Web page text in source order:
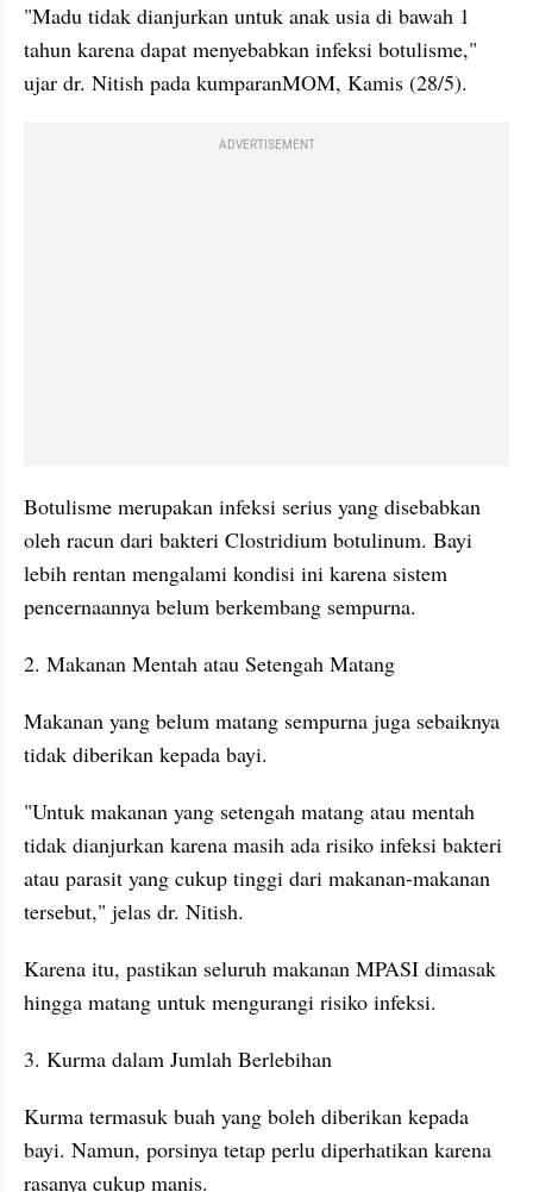
"Madu tidak dianjurkan untuk anak usia di bawah 1
tahun karena dapat menyebabkan infeksi botulisme,"
ujar dr. Nitish pada kumparanMOM, Kamis (28/5).
ADVERTISEMENT
Botulisme merupakan infeksi serius yang disebabkan
oleh racun dari bakteri Clostridium botulinum. Bayi
lebih rentan mengalami kondisi ini karena sistem
pencernaannya belum berkembang sempurna.
2. Makanan Mentah atau Setengah Matang
Makanan yang belum matang sempurna juga sebaiknya
tidak diberikan kepada bayi.
"Untuk makanan yang setengah matang atau mentah
tidak dianjurkan karena masih ada risiko infeksi bakteri
atau parasit yang cukup tinggi dari makanan-makanan
tersebut," jelas dr. Nitish.
Karena itu, pastikan seluruh makanan MPASI dimasak
hingga matang untuk mengurangi risiko infeksi.
3. Kurma dalam Jumlah Berlebihan
Kurma termasuk buah yang boleh diberikan kepada
bayi. Namun, porsinya tetap perlu diperhatikan karena
rasanya cukup manis.